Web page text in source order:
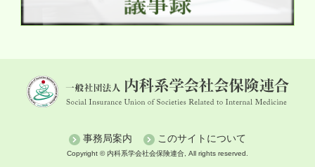
事務局案内 このサイトについて
Copyright © 内科系学会社会保険連合, All rights reserved.